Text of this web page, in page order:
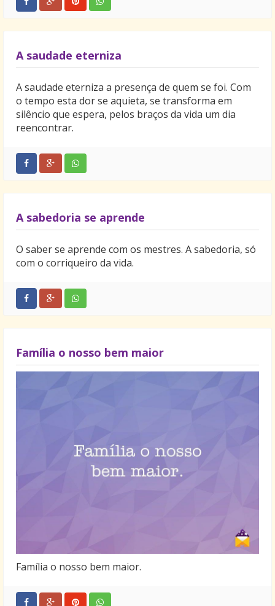
A saudade eterniza
A saudade eterniza a presença de quem se foi. Com
o tempo esta dor se aquieta, se transforma em
silêncio que espera, pelos braços da vida um dia
reencontrar.
A sabedoria se aprende
O saber se aprende com os mestres. A sabedoria, só
com o corriqueiro da vida.
Família o nosso bem maior
Família o nosso bem maior.